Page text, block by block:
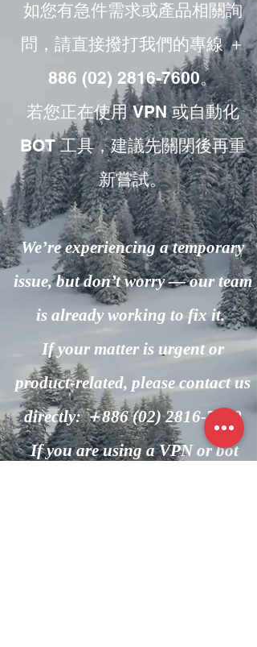
如您有急件需求或產品相關詢
問，請直接撥打我們的專線 ＋
886 (02) 2816-7600。
若您正在使用 VPN 或自動化
BOT 工具，建議先關閉後再重
新嘗試。
We’re experiencing a temporary
issue, but don’t worry — our team
is already working to fix it.
If your matter is urgent or
product-related, please contact us
directly: ＋886(02) 2816-7600
If you are using a VPN or bot